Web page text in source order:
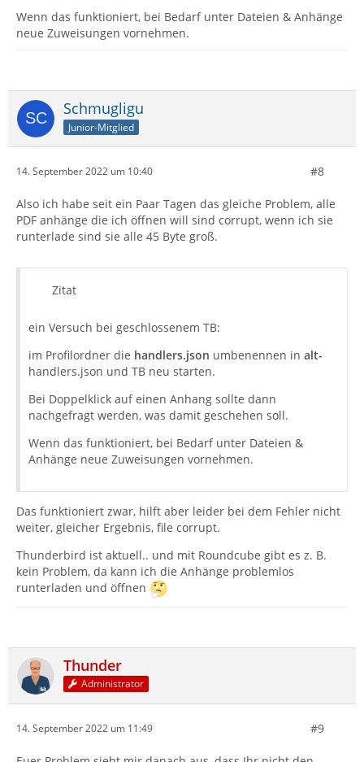
Wenn das funktioniert, bei Bedarf unter Dateien & Anhänge
neue Zuweisungen vornehmen.
Schmugligu
Junior-Mitglied
14. September 2022 um 10:40 #8
Also ich habe seit ein Paar Tagen das gleiche Problem, alle
PDF anhänge die ich öffnen will sind corrupt, wenn ich sie
runterlade sind sie alle 45 Byte groß.
Zitat
ein Versuch bei geschlossenem TB:
im Profilordner die handlers.json umbenennen in alt-
handlers.json und TB neu starten.
Bei Doppelklick auf einen Anhang sollte dann
nachgefragt werden, was damit geschehen soll.
Wenn das funktioniert, bei Bedarf unter Dateien &
Anhänge neue Zuweisungen vornehmen.
Das funktioniert zwar, hilft aber leider bei dem Fehler nicht
weiter, gleicher Ergebnis, file corrupt.
Thunderbird ist aktuell.. und mit Roundcube gibt es z. B.
kein Problem, da kann ich die Anhänge problemlos
runterladen und öffnen
Thunder
Administrator
14. September 2022 um 11:49 #9